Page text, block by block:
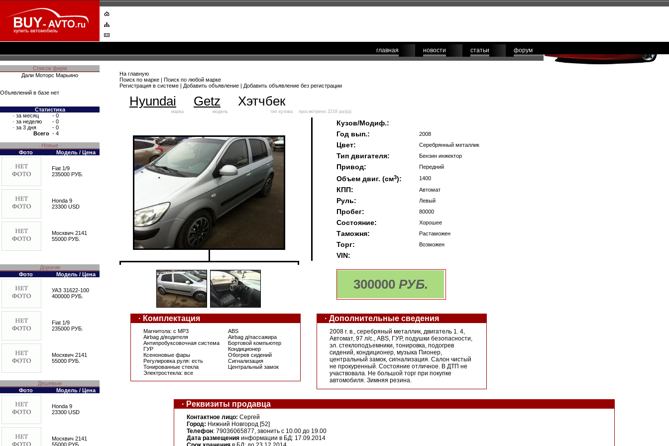
главная новости статьи форум
Список фирм
Дали Моторс Марьино
Объявлений в базе нет
Статистика
· за месяц
- 0
· за неделю
- 0
· за 3 дня
- 0
Всего - 4
· Новые ·
Фото
Модель / Цена
Fiat 1/9
235000 РУБ.
Honda 9
23300 USD
Москвич 2141
55000 РУБ.
Дорогие
Фото
Модель / Цена
УАЗ 31622-100
400000 РУБ.
Fiat 1/9
235000 РУБ.
Москвич 2141
55000 РУБ.
Дешевые
Фото
Модель / Цена
Honda 9
23300 USD
Москвич 2141
55000 РУБ.
На главную
Поиск по марке | Поиск по любой марке
Регистрация в системе | Добавить объявление | Добавить объявление без регистрации
Hyundai Getz Хэтчбек
марка модель тип кузова просмотрено 2218 раз(а)
Кузов/Модиф.:
Год вып.:
2008
Цвет: Серебрянный металлик
Тип двигателя: Бензин инжектор
Привод: Передний
Объем двиг. (см3): 1400
КПП: Автомат
Руль: Левый
Пробег: 80000
Состояние: Хорошее
Таможня: Pастаможен
Торг: Возможен
VIN:
300000 РУБ.
· Комплектация
Магнитола: с MP3
ABS
Airbag д/водителя
Airbag д/пассажира
Антипробуксовочная система
Бортовой компьютер
ГУР
Кондиционер
Ксеноновые фары
Обогрев сидений
Регулировка руля: есть
Сигнализация
Тонированные стекла
Центральный замок
Электростекла: все
· Дополнительные сведения
2008 г. в., серебряный металлик, двигатель 1. 4,
Автомат, 97 л/с., ABS, ГУР, подушки безопасности,
эл. стеклоподъемники, тонировка, подогрев
сидений, кондиционер, музыка Пионер,
центральный замок, сигнализация. Салон чистый
не прокуренный. Состояние отличное. В ДТП не
участвовала. Не большой торг при покупке
автомобиля. Зимняя резина.
· Реквизиты продавца
Контактное лицо: Сергей
Город: Нижний Новгород [52]
Телефон: 79036065877, звонить c 10.00 до 19.00
Дата размещения информации в БД: 17.09.2014